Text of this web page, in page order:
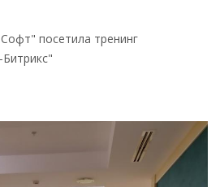
посетила тренинг